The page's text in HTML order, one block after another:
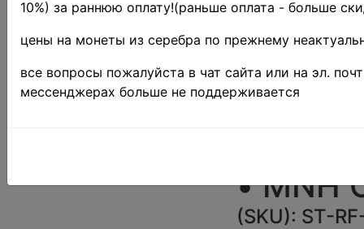
Home» Stamps
Федерация(1992
г.-н.д.)
♦♦
Россия
• MNH
(SKU): ST-
10%) за раннюю оплату!(раньше оплата - больше
цены на монеты из серебра по прежнему
все вопросы пожалуйста в чат сайта или на эл.
мессенджерах больше не поддерживается